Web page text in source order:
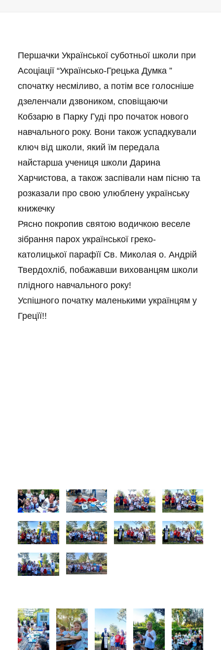
Першачки Української суботньої школи при
Асоціації “Українсько-Грецька Думка ”
спочатку несміливо, а потім все голосніше
дзеленчали дзвоником, сповіщаючи
Кобзарю в Парку Гуді про початок нового
навчального року. Вони також успадкували
ключ від школи, який їм передала
найстарша учениця школи Дарина
Харчистова, а також заспівали нам пісню та
розказали про свою улюблену українську
книжечку
Рясно покропив святою водичкою веселе
зібрання парох української греко-
католицької парафїї Св. Миколая о. Андрій
Твердохліб, побажавши вихованцям школи
плідного навчального року!
Успішного початку маленькими українцям у
Грецїї!!